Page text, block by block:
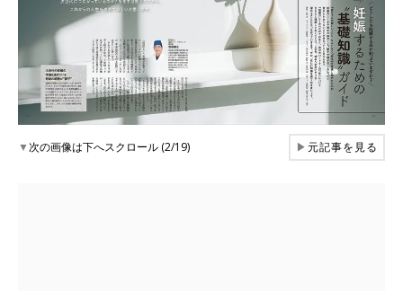
▼次の画像は下へスクロール (2/19) ▶元記事を見る